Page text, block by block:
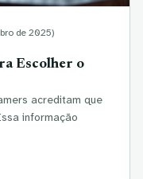
de 2025)
Escolher o
acreditam que
informação